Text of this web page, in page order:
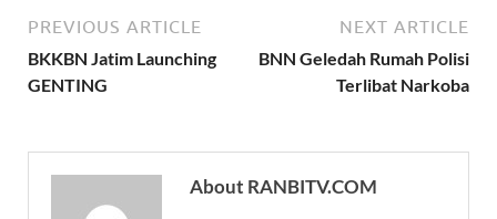
PREVIOUS ARTICLE
BKKBN Jatim Launching
GENTING
NEXT ARTICLE
BNN Geledah Rumah Polisi
Terlibat Narkoba
About RANBITV.COM